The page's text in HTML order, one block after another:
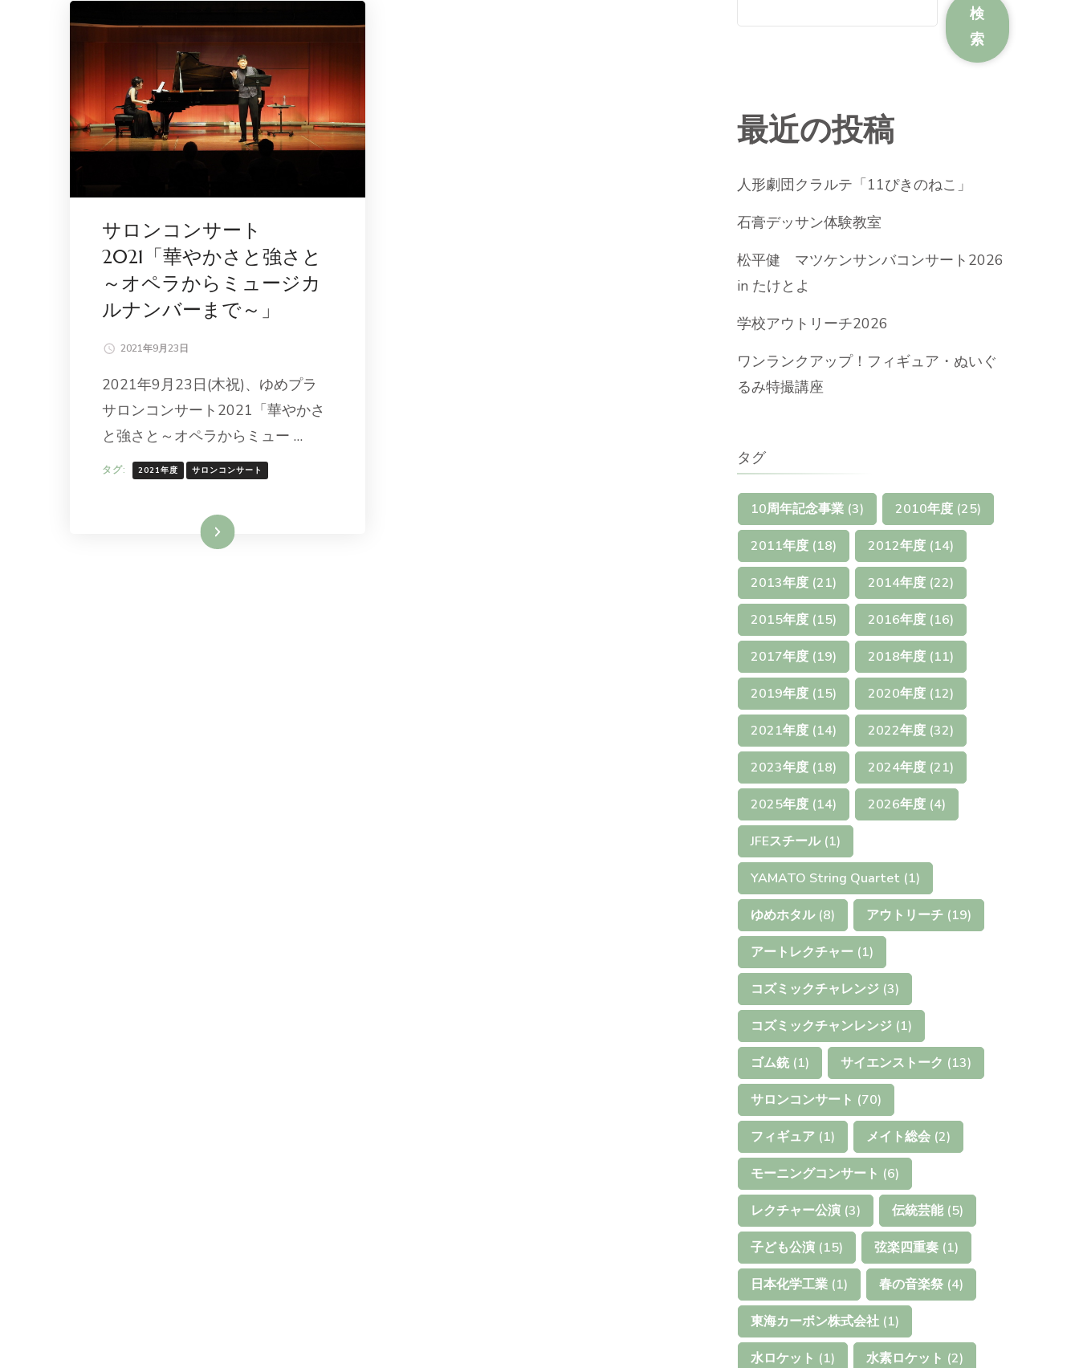
サロンコンサート
2021「華やかさと強さと
～オペラからミュージカ
ルナンバーまで～」
2021年9月23日
2021年9月23日(木祝)、ゆめプラ
サロンコンサート2021「華やかさ
と強さと～オペラからミュー …
タグ: 2021年度 サロンコンサート
続きを読む
検
索
最近の投稿
人形劇団クラルテ「11ぴきのねこ」
石膏デッサン体験教室
松平健 マツケンサンバコンサート2026
in たけとよ
学校アウトリーチ2026
ワンランクアップ！フィギュア・ぬいぐ
るみ特撮講座
タグ
10周年記念事業(3) 2010年度(25)
2011年度(18) 2012年度(14)
2013年度(21) 2014年度(22)
2015年度(15) 2016年度(16)
2017年度(19) 2018年度(11)
2019年度(15) 2020年度(12)
2021年度(14) 2022年度(32)
2023年度(18) 2024年度(21)
2025年度(14) 2026年度(4)
JFEスチール(1)
YAMATO String Quartet (1)
ゆめホタル(8) アウトリーチ(19)
アートレクチャー (1)
コズミックチャレンジ(3)
コズミックチャンレンジ(1)
ゴム銃(1) サイエンストーク (13)
サロンコンサート (70)
フィギュア (1) メイト総会(2)
モーニングコンサート (6)
レクチャー公演(3) 伝統芸能(5)
子ども公演(15) 弦楽四重奏(1)
日本化学工業(1) 春の音楽祭(4)
東海カーボン株式会社(1)
水ロケット (1) 水素ロケット (2)